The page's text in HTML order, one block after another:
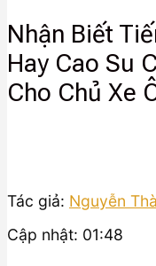
Nhận Biết
Hay Cao Su
Cho Chủ Xe
Tác giả: Nguyễn
Cập nhật: 01:48